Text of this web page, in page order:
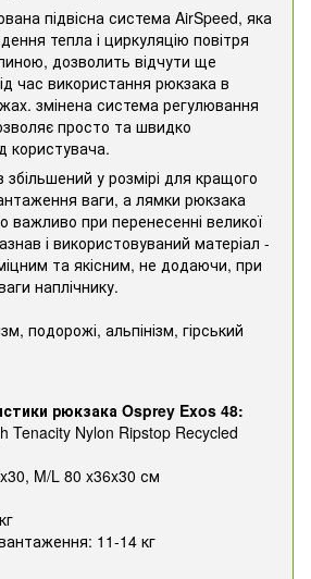
підвісна система AirSpeed, яка
тепла і циркуляцію повітря
дозволить відчути ще
час використання рюкзака в
змінена система регулювання
просто та швидко
користувача.
у розмірі для кращого
ваги, а лямки рюкзака
при перенесенні великої
і використовуваний матеріал -
та якісним, не додаючи, при
наплічнику.
подорожі, альпінізм, гірський
рюкзака Osprey Exos 48:
Tenacity Nylon Ripstop Recycled
M/L 80 x36x30 см
11-14 кг